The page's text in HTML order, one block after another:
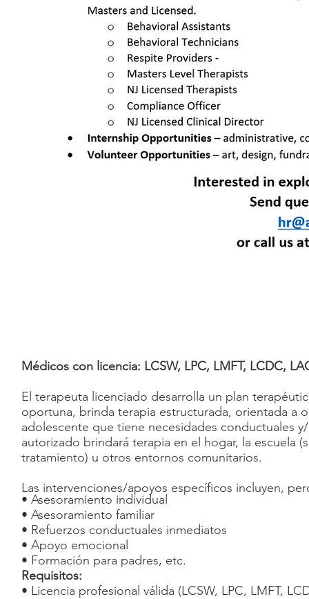
Médicos con licencia: LCSW, LPC, LMFT, LCDC,
El terapeuta licenciado desarrolla un plan
oportuna, brinda terapia estructurada, orientada a
adolescente que tiene necesidades conductuales
autorizado brindará terapia en el hogar, la escuela
tratamiento) u otros entornos comunitarios.
Las intervenciones/apoyos específicos incluyen,
• Asesoramiento individual
• Asesoramiento familiar
• Refuerzos conductuales inmediatos
• Apoyo emocional
• Formación para padres, etc.
Requisitos:
• Licencia profesional válida (LCSW, LPC, LMFT,